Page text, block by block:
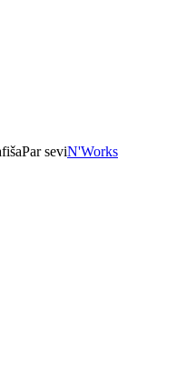
Par seviN'Works